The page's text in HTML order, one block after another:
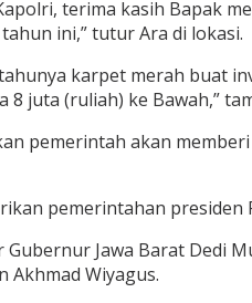
terima kasih Bapak
ini,” tutur Ara di lokasi.
karpet merah buat
8 juta (ruliah) ke Bawah,”
pemerintah akan
pemerintahan presiden
Gubernur Jawa Barat Dedi
Akhmad Wiyagus.